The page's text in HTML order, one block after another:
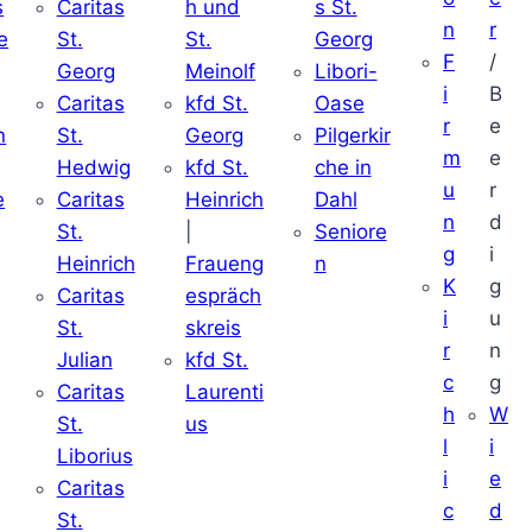
Caritas
St.
Georg
Caritas
St.
Hedwig
Caritas
St.
Heinrich
Caritas
St.
Julian
Caritas
St.
Liborius
Caritas
St.
h und
St.
Meinolf
kfd St.
Georg
kfd St.
Heinrich
Fraueng
espräch
skreis
kfd St.
Laurenti
us
s St.
Georg
Libori-
Oase
Pilgerkir
che in
Dahl
Seniore
n
n
F
i
r
m
u
n
g
K
i
r
c
h
l
i
c
r
/
B
e
e
r
d
i
g
u
n
g
W
i
e
d